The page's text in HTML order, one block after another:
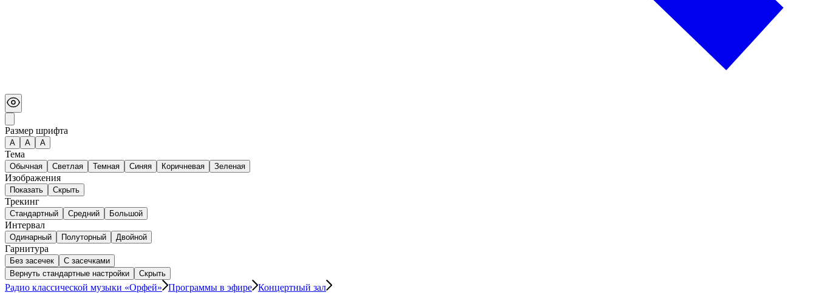
Размер шрифта
А A A
Тема
Обычная Светлая Темная Синяя Коричневая Зеленая
Изображения
Показать Скрыть
Трекинг
Стандартный Средний Большой
Интервал
Одинарный Полуторный Двойной
Гарнитура
Без засечек
С засечками
Вернуть стандартные настройки
Скрыть
Радио классической музыки «Орфей» Программы в эфире Концертный зал